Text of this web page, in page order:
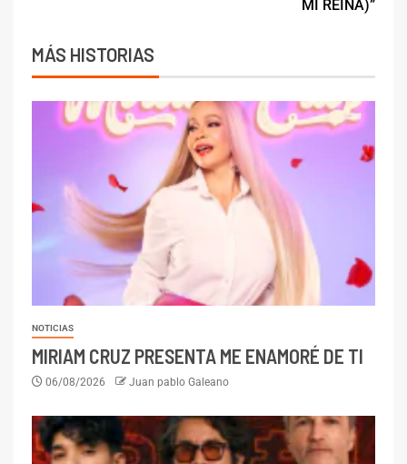
MI REINA)”
MÁS HISTORIAS
NOTICIAS
MIRIAM CRUZ PRESENTA ME ENAMORÉ DE TI
06/08/2026 Juan pablo Galeano